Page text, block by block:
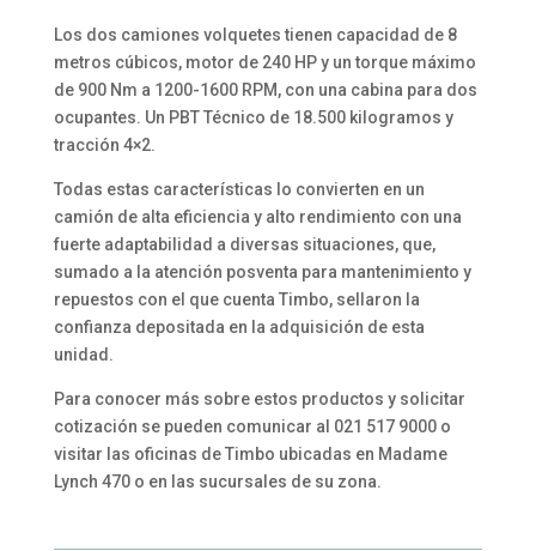
Los dos camiones volquetes tienen capacidad de 8
metros cúbicos, motor de 240 HP y un torque máximo
de 900 Nm a 1200-1600 RPM, con una cabina para dos
ocupantes. Un PBT Técnico de 18.500 kilogramos y
tracción 4×2.
Todas estas características lo convierten en un
camión de alta eficiencia y alto rendimiento con una
fuerte adaptabilidad a diversas situaciones, que,
sumado a la atención posventa para mantenimiento y
repuestos con el que cuenta Timbo, sellaron la
confianza depositada en la adquisición de esta
unidad.
Para conocer más sobre estos productos y solicitar
cotización se pueden comunicar al 021 517 9000 o
visitar las oficinas de Timbo ubicadas en Madame
Lynch 470 o en las sucursales de su zona.